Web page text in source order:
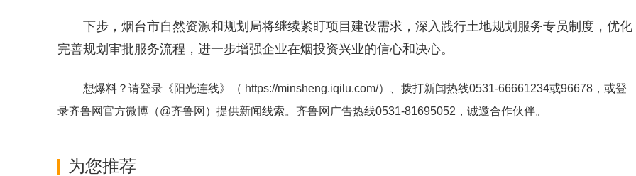
下步，烟台市自然资源和规划局将继续紧盯项目建设需求，深入践行土地规划服务专员制度，优化
完善规划审批服务流程，进一步增强企业在烟投资兴业的信心和决心。
想爆料？请登录《阳光连线》（ https://minsheng.iqilu.com/）、拨打新闻热线0531-66661234或96678，或登
录齐鲁网官方微博（@齐鲁网 ）提供新闻线索。齐鲁网广告热线0531-81695052 ，诚邀合作伙伴。
为您推荐